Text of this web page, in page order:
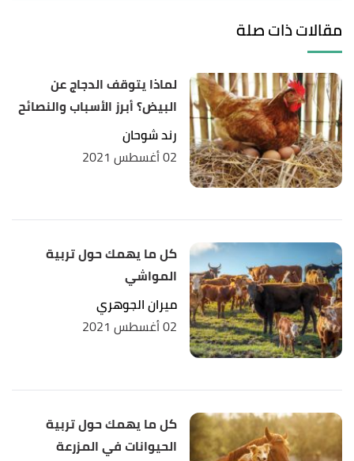
↑
"Best-Practices-for-Raising-Pigeons-at-Home"
pethelpful, Retrieved 18/3/2021. Edited.
↑
"the-best-profitable-farm-animals"
,
familygrowingpains, Retrieved 18/3/2021. Edited.
مقالات ذات صلة
لماذا يتوقف الدجاج عن
البيض؟ أبرز الأسباب والنصائح
رند شوحان
02 أغسطس 2021
كل ما يهمك حول تربية
المواشي
ميران الجوهري
02 أغسطس 2021
كل ما يهمك حول تربية
الحيوانات في المزرعة